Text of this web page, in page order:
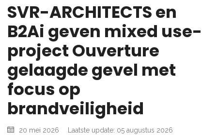
SVR-ARCHITECTS en
B2Ai geven mixed use-
project Ouverture
gelaagde gevel met
focus op
brandveiligheid
20 mei 2026 Laatste update: 05 augustus 2026